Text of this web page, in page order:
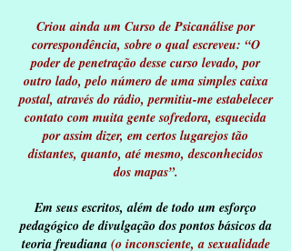
Criou ainda um Curso de Psicanálise por
correspondência, sobre o qual escreveu: “O
poder de penetração desse curso levado, por
outro lado, pelo número de uma simples caixa
postal, através do rádio, permitiu-me estabelecer
contato com muita gente sofredora, esquecida
por assim dizer, em certos lugarejos tão
distantes, quanto, até mesmo, desconhecidos
dos mapas”.
Em seus escritos, além de todo um esforço
pedagógico de divulgação dos pontos básicos da
teoria freudiana (o inconsciente, a sexualidade